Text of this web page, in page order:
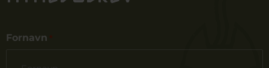
Fornavn